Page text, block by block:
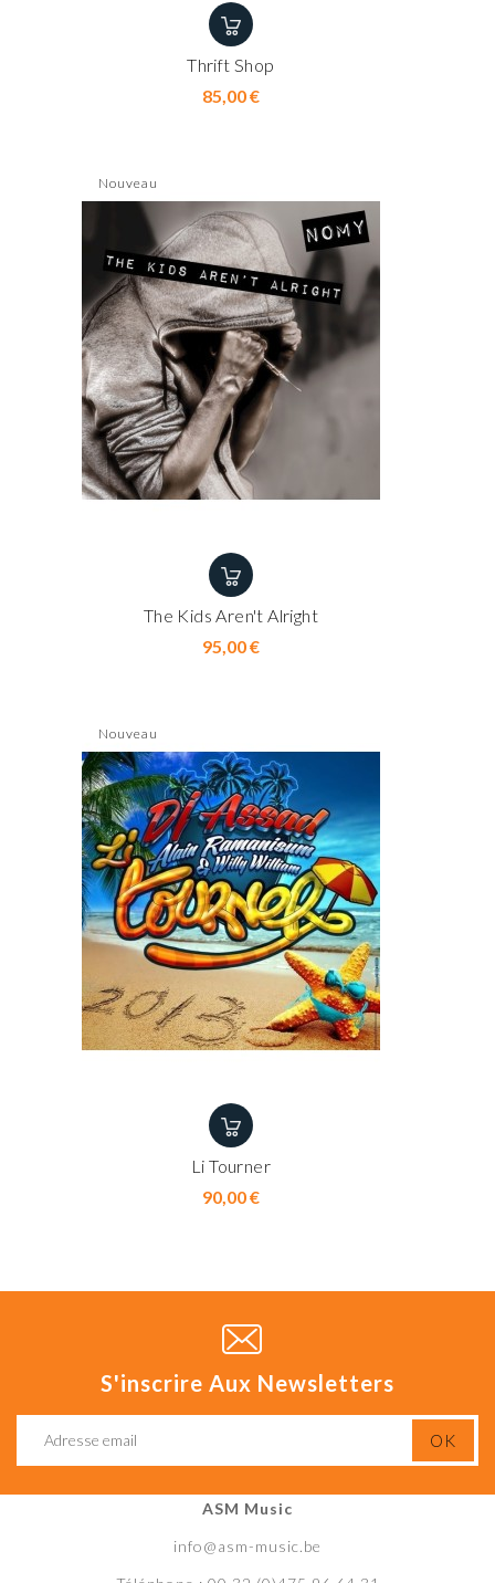
Thrift Shop
85,00 €Prix
Nouveau
The Kids Aren't Alright
95,00 €Prix
Nouveau
Li Tourner
90,00 €Prix
S'inscrire Aux Newsletters
ASM Music
info@asm-music.be